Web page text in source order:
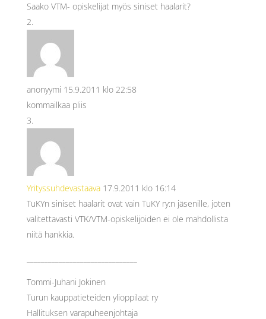
Saako VTM- opiskelijat myös siniset haalarit?
anonyymi 15.9.2011 klo 22:58
kommailkaa pliis
Yrityssuhdevastaava 17.9.2011 klo 16:14
TuKYn siniset haalarit ovat vain TuKY ry:n jäsenille, joten
valitettavasti VTK/VTM-opiskelijoiden ei ole mahdollista
niitä hankkia.
Tommi-Juhani Jokinen
Turun kauppatieteiden ylioppilaat ry
Hallituksen varapuheenjohtaja